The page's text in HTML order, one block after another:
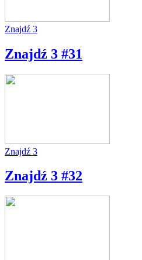
Znajdź 3
Znajdź 3 #31
Znajdź 3
Znajdź 3 #32